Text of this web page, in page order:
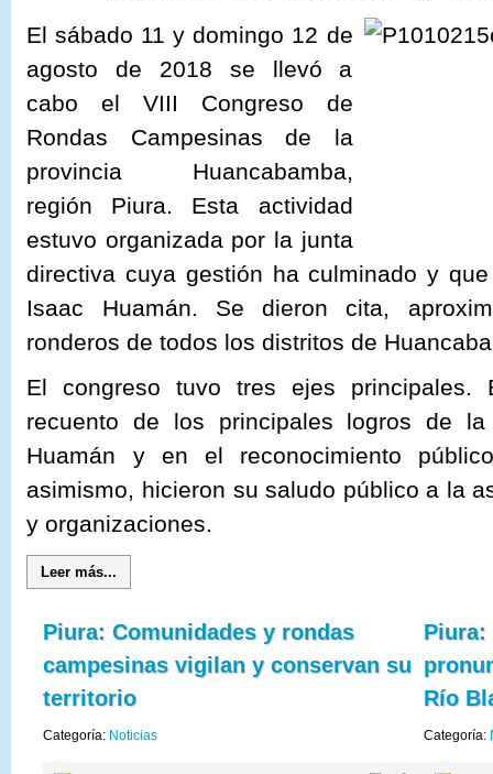
El sábado 11 y domingo 12 de
agosto de 2018 se llevó a
cabo el VIII Congreso de
Rondas Campesinas de la
provincia Huancabamba,
región Piura. Esta actividad
estuvo organizada por la junta
directiva cuya gestión ha culminado y
Isaac Huamán. Se dieron cita,
ronderos de todos los distritos de
El congreso tuvo tres ejes
recuento de los principales logros de
Huamán y en el reconocimiento
asimismo, hicieron su saludo público a la
y organizaciones.
Leer más...
Piura: Comunidades y rondas
campesinas vigilan y conservan su
territorio
Categoría: Noticias
Piura:
Río
Categoría: